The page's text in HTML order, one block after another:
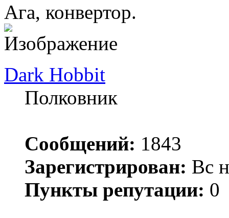
Ага, конвертор.
Dark Hobbit
Полковник
Сообщений: 1843
Зарегистрирован: Вс
Пункты репутации: 0